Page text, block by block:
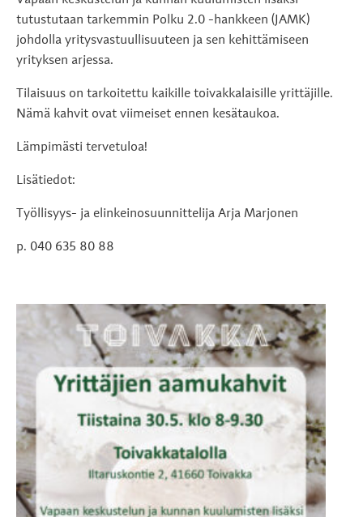
tutustutaan tarkemmin Polku 2.0 -hankkeen (JAMK)
johdolla yritysvastuullisuuteen ja sen kehittämiseen
yrityksen arjessa.
Tilaisuus on tarkoitettu kaikille toivakkalaisille yrittäjille.
Nämä kahvit ovat viimeiset ennen kesätaukoa.
Lämpimästi tervetuloa!
Lisätiedot:
Työllisyys- ja elinkeinosuunnittelija Arja Marjonen
p. 040 635 80 88